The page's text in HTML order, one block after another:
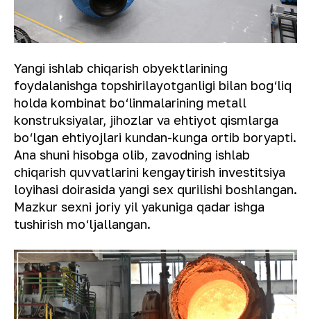
Yangi ishlab chiqarish obyektlarining
foydalanishga topshirilayotganligi bilan bog‘liq
holda kombinat bo‘linmalarining metall
konstruksiyalar, jihozlar va ehtiyot qismlarga
bo‘lgan ehtiyojlari kundan-kunga ortib boryapti.
Ana shuni hisobga olib, zavodning ishlab
chiqarish quvvatlarini kengaytirish investitsiya
loyihasi doirasida yangi sex qurilishi boshlangan.
Mazkur sexni joriy yil yakuniga qadar ishga
tushirish mo‘ljallangan.